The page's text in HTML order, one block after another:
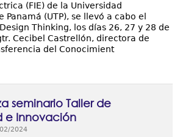
(FIE) de la Universidad
Panamá (UTP), se llevó a cabo el
Thinking, los días 26, 27 y 28 de
Cecibel Castrellón, directora de
del Conocimient
seminario Taller de
e Innovación
2024